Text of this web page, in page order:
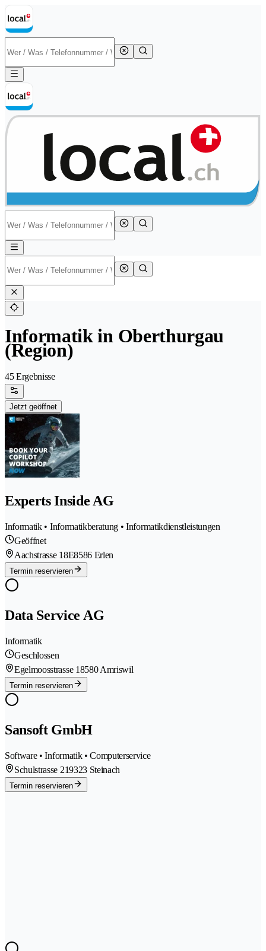
Informatik in Oberthurgau
(Region)
45 Ergebnisse
Jetzt geöffnet
Experts Inside AG
Informatik • Informatikberatung • Informatikdienstleistungen
Geöffnet
Aachstrasse 18E8586 Erlen
Termin reservieren
Data Service AG
Informatik
Geschlossen
Egelmoosstrasse 18580 Amriswil
Termin reservieren
Sansoft GmbH
Software • Informatik • Computerservice
Schulstrasse 219323 Steinach
Termin reservieren